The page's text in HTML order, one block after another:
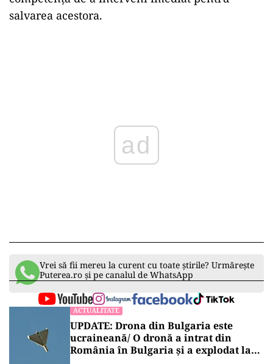
salvarea acestora.
ad
Vrei să fii mereu la curent cu toate știrile? Urmărește
Puterea.ro și pe canalul de WhatsApp
ACTUALITATE
UPDATE: Drona din Bulgaria este
ucraineană/ O dronă a intrat din
România în Bulgaria şi a explodat la